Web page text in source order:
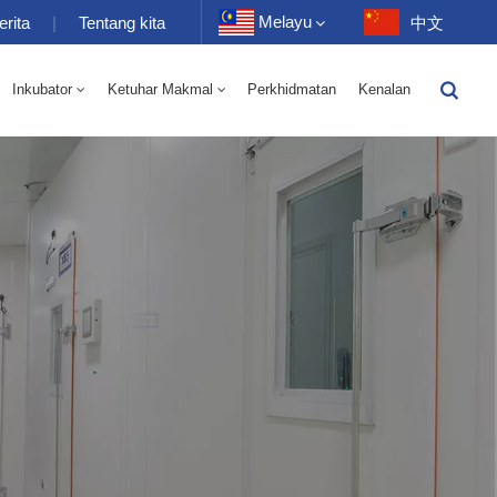
| Tentang kita Melayu
Français
Português
中文
Inkubator Ketuhar Makmal Perkhidmatan Kenalan